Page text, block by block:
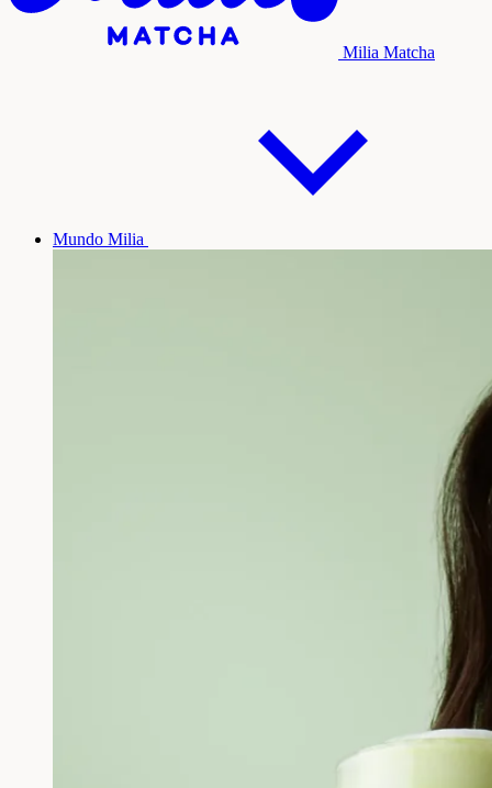
Milia Matcha
Mundo Milia